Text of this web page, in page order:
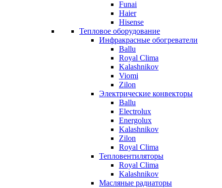
Funai
Haier
Hisense
Тепловое оборудование
Инфракрасные обогреватели
Ballu
Royal Clima
Kalashnikov
Viomi
Zilon
Электрические конвекторы
Ballu
Electrolux
Energolux
Kalashnikov
Zilon
Royal Clima
Тепловентиляторы
Royal Clima
Kalashnikov
Масляные радиаторы